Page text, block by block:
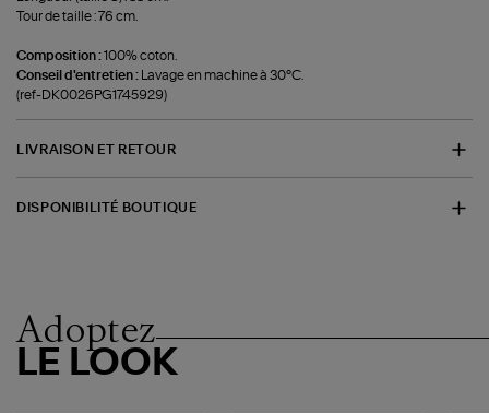
Tour de taille : 76 cm.
Composition :100% coton.
Conseil d'entretien :
Lavage en machine à 30°C.
(ref-DK0026PG1745929)
LIVRAISON ET RETOUR
DISPONIBILITÉ BOUTIQUE
Adoptez
LE LOOK